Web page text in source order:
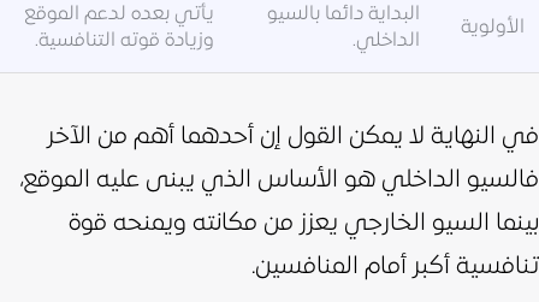
الأولوية
البداية دائما بالسيو
الداخلي.
يأتي بعده لدعم الموقع
وزيادة قوته التنافسية.
في النهاية لا يمكن القول إن أحدهما أهم من الآخر
فالسيو الداخلي هو الأساس الذي يبنى عليه الموقع،
بينما السيو الخارجي يعزز من مكانته ويمنحه قوة
تنافسية أكبر أمام المنافسين.